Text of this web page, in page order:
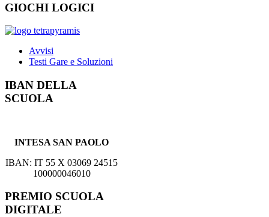
GIOCHI LOGICI
Avvisi
Testi Gare e Soluzioni
IBAN DELLA
SCUOLA
INTESA SAN PAOLO
IBAN: IT 55 X 03069 24515
100000046010
PREMIO SCUOLA
DIGITALE